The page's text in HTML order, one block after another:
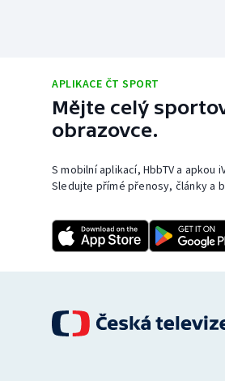
APLIKACE ČT SPORT
Mějte celý
obrazovce.
S mobilní aplikací, HbbTV a
Sledujte přímé přenosy, články a